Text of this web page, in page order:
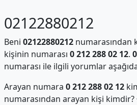
02122880212
Beni 02122880212numarasından
kişinin numarası 0 212 288 02 12.
numarası ile ilgili yorumlar
Arayan numara 0 212 288 02 12
numarasından arayan kişi kimdir?